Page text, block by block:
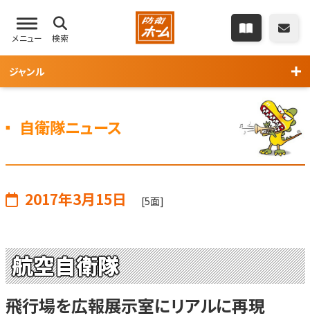
メニュー 検索
ジャンル
自衛隊ニュース
2017年3月15日 [5面]
航空自衛隊
飛行場を広報展示室にリアルに再現